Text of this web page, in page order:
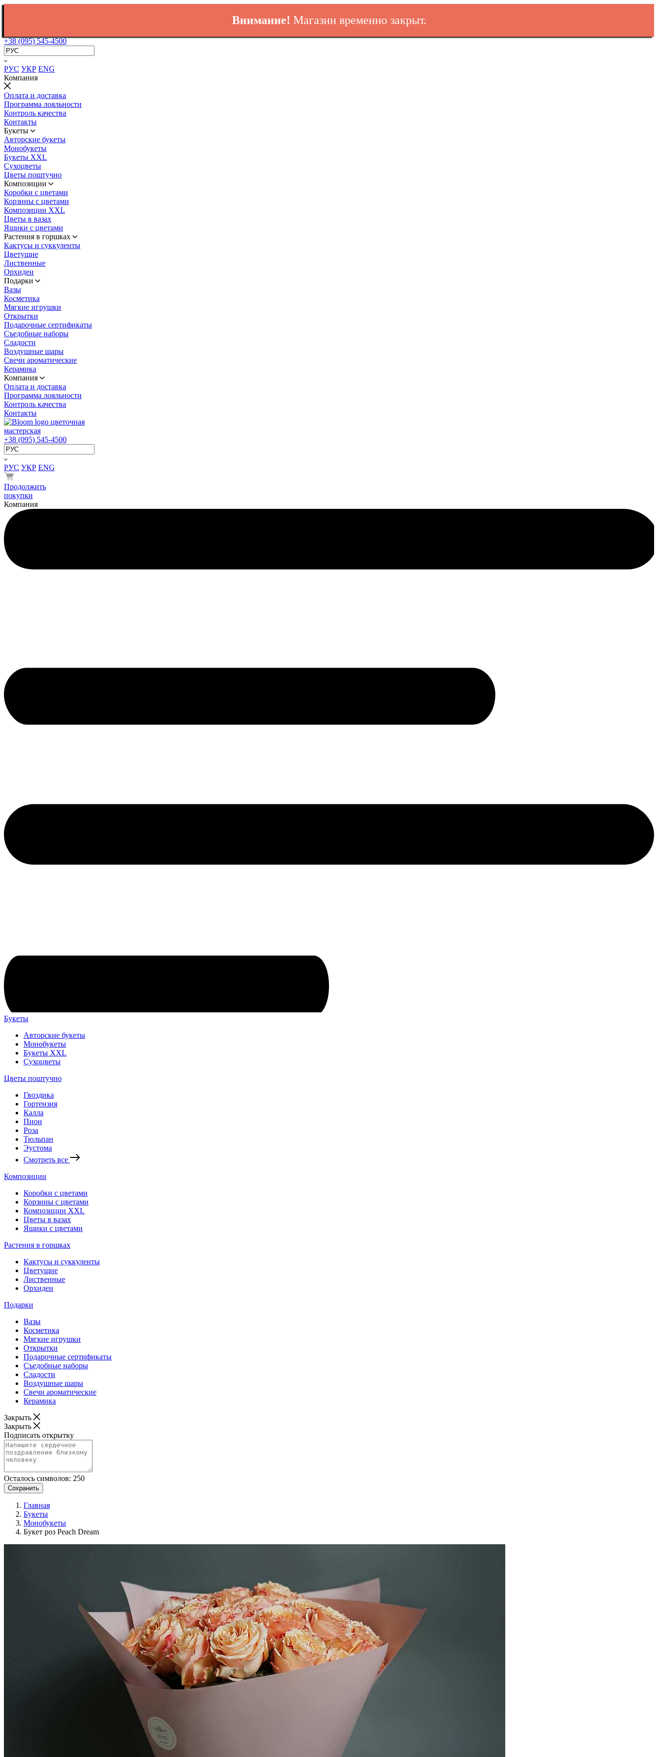
Внимание! Магазин временно закрыт.
+38 (095) 545-4500
РУС УКР ENG
Компания
Оплата и доставка
Программа лояльности
Контроль качества
Контакты
Букеты
Авторские букеты
Монобукеты
Букеты XXL
Сухоцветы
Цветы поштучно
Композиции
Коробки с цветами
Корзины с цветами
Композиции XXL
Цветы в вазах
Ящики с цветами
Растения в горшках
Кактусы и суккуленты
Цветущие
Лиственные
Орхидеи
Подарки
Вазы
Косметика
Мягкие игрушки
Открытки
Подарочные сертификаты
Съедобные наборы
Сладости
Воздушные шары
Свечи ароматические
Керамика
Компания
Оплата и доставка
Программа лояльности
Контроль качества
Контакты
цветочная
мастерская
+38 (095) 545-4500
РУС УКР ENG
Продолжить
покупки
Компания
Букеты
Авторские букеты
Монобукеты
Букеты XXL
Сухоцветы
Цветы поштучно
Гвоздика
Гортензия
Калла
Пион
Роза
Тюльпан
Эустома
Смотреть все
Композиции
Коробки с цветами
Корзины с цветами
Композиции XXL
Цветы в вазах
Ящики с цветами
Растения в горшках
Кактусы и суккуленты
Цветущие
Лиственные
Орхидеи
Подарки
Вазы
Косметика
Мягкие игрушки
Открытки
Подарочные сертификаты
Съедобные наборы
Сладости
Воздушные шары
Свечи ароматические
Керамика
Закрыть
Закрыть
Подписать открытку
Осталось символов: 250
Сохранить
Главная
Букеты
Монобукеты
Букет роз Peach Dream